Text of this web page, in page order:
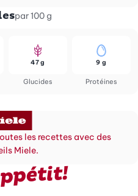
par 100 g
Glucides
47 g
Protéines
9 g
les recettes avec des
Miele.